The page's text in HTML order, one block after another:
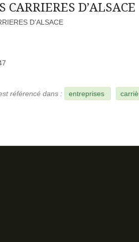
CARRIERES D’ALSACE
D’ALSACE
référencé dans : entreprises